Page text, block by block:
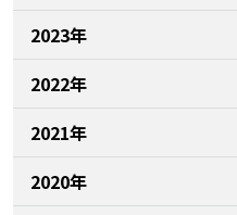
2023年
2022年
2021年
2020年